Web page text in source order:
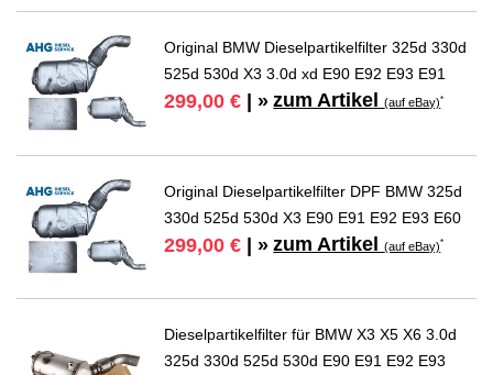
Original BMW Dieselpartikelfilter 325d 330d
525d 530d X3 3.0d xd E90 E92 E93 E91
299,00 € | » zum Artikel(auf eBay)*
Original Dieselpartikelfilter DPF BMW 325d
330d 525d 530d X3 E90 E91 E92 E93 E60
299,00 € | » zum Artikel(auf eBay)*
Dieselpartikelfilter für BMW X3 X5 X6 3.0d
325d 330d 525d 530d E90 E91 E92 E93